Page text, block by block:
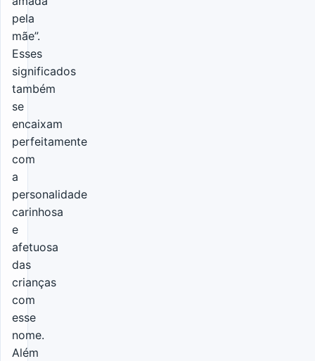
pela
mãe”.
Esses
significados
também
se
encaixam
perfeitamente
com
a
personalidade
carinhosa
e
afetuosa
das
crianças
com
esse
nome.
Além